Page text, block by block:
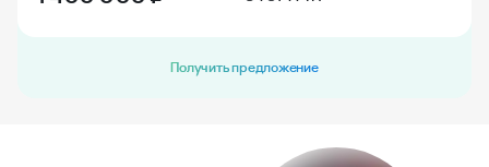
Получить предложение